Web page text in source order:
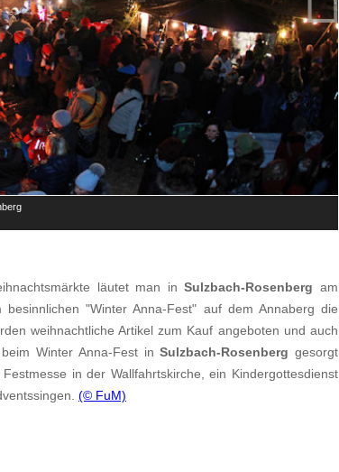
läutet man inSulzbach-Rosenberg am
"Winter Anna-Fest" auf dem Annaberg die
weihnachtliche Artikel zum Kauf angeboten und auch
Winter Anna-Fest inSulzbach-Rosenberg gesorgt
in der Wallfahrtskirche, ein Kindergottesdienst
(© FuM)